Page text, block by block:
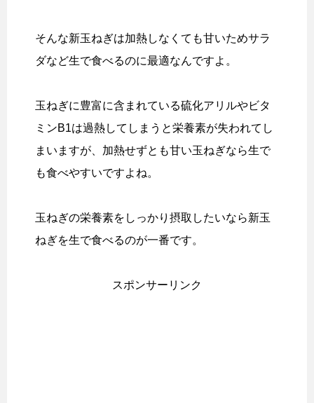
そんな新玉ねぎは加熱しなくても甘いためサラ
ダなど生で食べるのに最適なんですよ。
玉ねぎに豊富に含まれている硫化アリルやビタ
ミンB1は過熱してしまうと栄養素が失われてし
まいますが、加熱せずとも甘い玉ねぎなら生で
も食べやすいですよね。
玉ねぎの栄養素をしっかり摂取したいなら新玉
ねぎを生で食べるのが一番です。
スポンサーリンク